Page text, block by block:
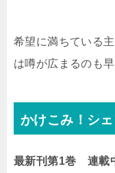
希望に満ちている
は噂が広まるのも
かけこみ！シ
最新刊第1巻 連載